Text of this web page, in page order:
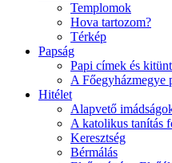
Templomok
Hova tartozom?
Térkép
Papság
Papi címek és
A Főegyházmegye
Hitélet
Alapvető
A katolikus tanítás
Keresztség
Bérmálás